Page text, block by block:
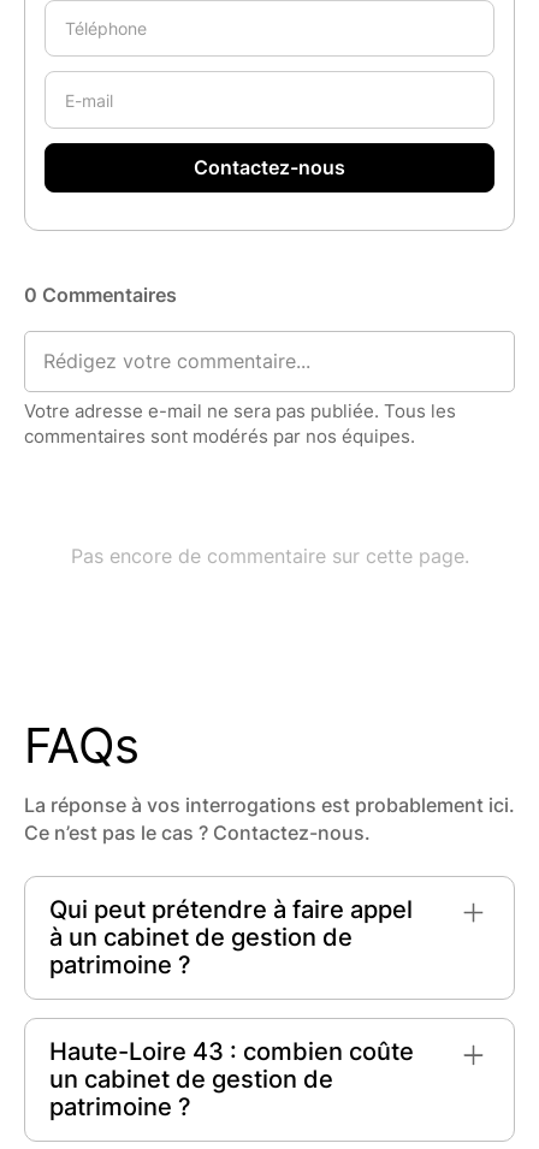
FAQs
La réponse à vos interrogations est probablement ici.
Ce n’est pas le cas ? Contactez-nous.
Qui peut prétendre à faire appel
à un cabinet de gestion de
patrimoine ?
optimiser et sécuriser ses actifs peut faire appel
à un cabinet de gestion de patrimoine. Que
vous soyez salarié, indépendant ou retraité, un
expert en gestion de patrimoine
Haute-Loire 43 : combien coûte
un cabinet de gestion de
patrimoine ?